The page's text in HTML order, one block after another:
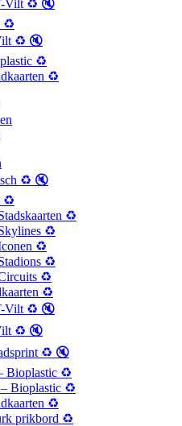
Vilt ♻️ 🔇
♻️
♻️ 🔇
♻️
♻️
♻️ 🔇
♻️
♻️
♻️
♻️
♻️
♻️
♻️
Vilt ♻️ 🔇
♻️ 🔇
♻️ 🔇
Bioplastic ♻️
Bioplastic ♻️
♻️
prikbord ♻️